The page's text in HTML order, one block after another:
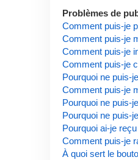
Problèmes de
Comment puis-je
Comment puis-je
Comment puis-je
Comment puis-je
Pourquoi ne puis-
Comment puis-je
Pourquoi ne puis-
Pourquoi ne puis-
Pourquoi ai-je
Comment puis-je
À quoi sert le